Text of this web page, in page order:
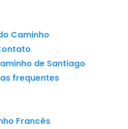
Caminho
de Santiago
frequentes
Francês